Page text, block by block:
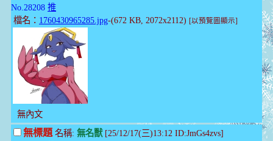
No.28208 推
檔名： 1760430965285.jpg-(672 KB, 2072x2112) [以預覽圖顯示]
無內文
無標題名稱: 無名獸[25/12/17(三)13:12 ID:JmGs4zvs]